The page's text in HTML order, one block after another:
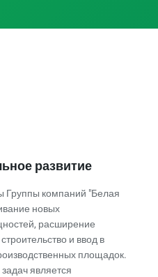
развитие
Группы компаний "Белая
новых
расширение
и ввод в
площадок.
является